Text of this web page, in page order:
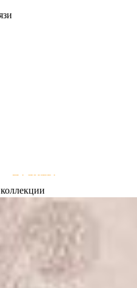
«ПАЛИТРА»